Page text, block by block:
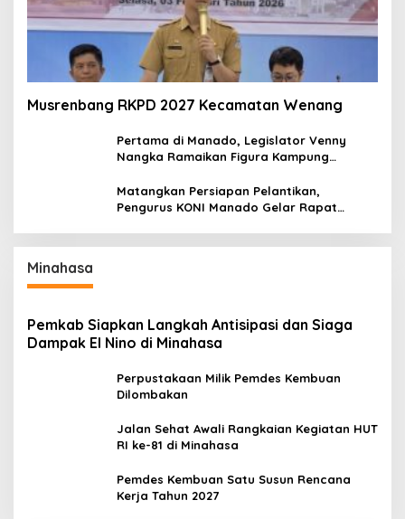
Musrenbang RKPD 2027 Kecamatan Wenang
Pertama di Manado, Legislator Venny
Nangka Ramaikan Figura Kampung
Matangkan Persiapan Pelantikan,
Pengurus KONI Manado Gelar Rapat
Minahasa
Pemkab Siapkan Langkah Antisipasi dan Siaga
Dampak El Nino di Minahasa
Perpustakaan Milik Pemdes Kembuan
Dilombakan
Jalan Sehat Awali Rangkaian Kegiatan HUT
RI ke-81 di Minahasa
Pemdes Kembuan Satu Susun Rencana
Kerja Tahun 2027